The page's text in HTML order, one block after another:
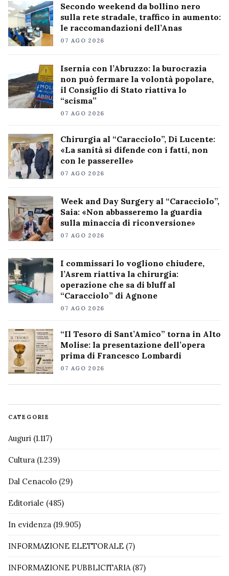
Secondo weekend da bollino nero
sulla rete stradale, traffico in aumento:
le raccomandazioni dell’Anas
07 AGO 2026
Isernia con l’Abruzzo: la burocrazia
non può fermare la volontà popolare,
il Consiglio di Stato riattiva lo
“scisma”
07 AGO 2026
Chirurgia al “Caracciolo”, Di Lucente:
«La sanità si difende con i fatti, non
con le passerelle»
07 AGO 2026
Week and Day Surgery al “Caracciolo”,
Saia: «Non abbasseremo la guardia
sulla minaccia di riconversione»
07 AGO 2026
I commissari lo vogliono chiudere,
l’Asrem riattiva la chirurgia:
operazione che sa di bluff al
“Caracciolo” di Agnone
07 AGO 2026
“Il Tesoro di Sant’Amico” torna in Alto
Molise: la presentazione dell’opera
prima di Francesco Lombardi
07 AGO 2026
CATEGORIE
Auguri (1.117)
Cultura (1.239)
Dal Cenacolo (29)
Editoriale (485)
In evidenza (19.905)
INFORMAZIONE ELETTORALE (7)
INFORMAZIONE PUBBLICITARIA(87)